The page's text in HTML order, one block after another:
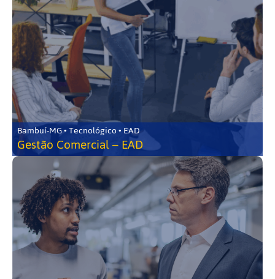
Bambuí-MG • Tecnológico • EAD
Gestão Comercial – EAD